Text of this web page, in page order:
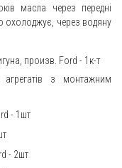
масла через передні
охолоджує, через водяну
произв. Ford - 1к-т
агрегатів з монтажним
- 1шт
- 2шт